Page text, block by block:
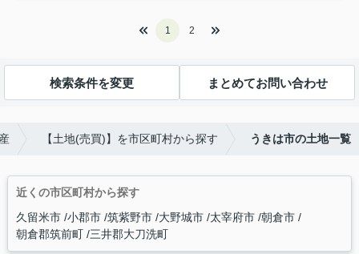
1 2
検索条件を変更 まとめてお問い合わせ
【土地(売買)】を市区町村から探す うきは市の土地一覧
近くの市区町村から探す
久留米市 小郡市 筑紫野市 大野城市 太宰府市 朝倉市
朝倉郡筑前町 三井郡大刀洗町